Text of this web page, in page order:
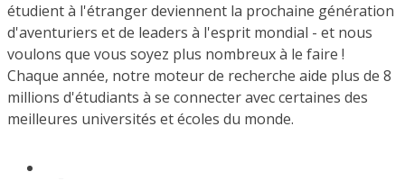
étudient à l'étranger deviennent la prochaine génération
d'aventuriers et de leaders à l'esprit mondial - et nous
voulons que vous soyez plus nombreux à le faire !
Chaque année, notre moteur de recherche aide plus de 8
millions d'étudiants à se connecter avec certaines des
meilleures universités et écoles du monde.